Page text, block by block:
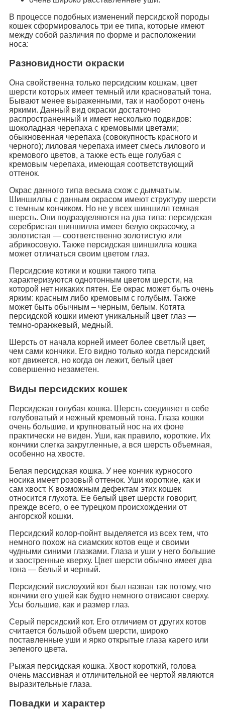
В процессе подобных изменений персидской породы
кошек сформировалось три ее типа, которые имеют
между собой различия по форме и расположении
носа:
Разновидности окраски
Она свойственна только персидским кошкам, цвет
шерсти которых имеет темный или красноватый тона.
Бывают менее выраженными, так и наоборот очень
яркими. Данный вид окраски достаточно
распространенный и имеет несколько подвидов:
шоколадная черепаха с кремовыми цветами;
обыкновенная черепаха (совокупность красного и
черного); лиловая черепаха имеет смесь лилового и
кремового цветов, а также есть еще голубая с
кремовым черепаха, имеющая соответствующий
оттенок.
Окрас данного типа весьма схож с дымчатым.
Шиншиллы с данным окрасом имеют структуру шерсти
с темным кончиком. Но не у всех шиншилл темная
шерсть. Они подразделяются на два типа: персидская
серебристая шиншилла имеет белую окрасочку, а
золотистая — соответственно золотистую или
абрикосовую. Также персидская шиншилла кошка
может отличаться своим цветом глаз.
Персидские котики и кошки такого типа
характеризуются однотонным цветом шерсти, на
которой нет никаких пятен. Ее окрас может быть очень
ярким: красным либо кремовым с голубым. Также
может быть обычным – черным, белым. Котята
персидской кошки имеют уникальный цвет глаз —
темно-оранжевый, медный.
Шерсть от начала корней имеет более светлый цвет,
чем сами кончики. Его видно только когда персидский
кот движется, но когда он лежит, белый цвет
совершенно незаметен.
Виды персидских кошек
Персидская голубая кошка. Шерсть соединяет в себе
голубоватый и нежный кремовый тона. Глаза кошки
очень большие, и крупноватый нос на их фоне
практически не виден. Уши, как правило, короткие. Их
кончики слегка закругленные, а вся шерсть объемная,
особенно на хвосте.
Белая персидская кошка. У нее кончик курносого
носика имеет розовый оттенок. Уши короткие, как и
сам хвост. К возможным дефектам этих кошек
относится глухота. Ее белый цвет шерсти говорит,
прежде всего, о ее турецком происхождении от
ангорской кошки.
Персидский колор-пойнт выделяется из всех тем, что
немного похож на сиамских котов еще и своими
чудными синими глазками. Глаза и уши у него большие
и заостренные кверху. Цвет шерсти обычно имеет два
тона — белый и черный.
Персидский вислоухий кот был назван так потому, что
кончики его ушей как будто немного отвисают сверху.
Усы большие, как и размер глаз.
Серый персидский кот. Его отличием от других котов
считается большой объем шерсти, широко
поставленные уши и ярко открытые глаза карего или
зеленого цвета.
Рыжая персидская кошка. Хвост короткий, голова
очень массивная и отличительной ее чертой являются
выразительные глаза.
Повадки и характер